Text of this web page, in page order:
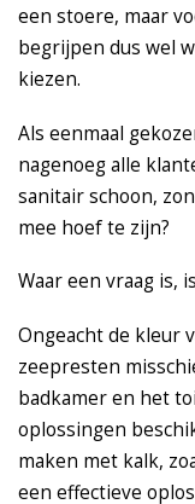
een stoere, maar
begrijpen dus wel
kiezen.
Als eenmaal
nagenoeg alle
sanitair schoon,
mee hoef te zijn?
Waar een vraag is,
Ongeacht de kleur
zeepresten
badkamer en het
oplossingen
maken met kalk,
een effectieve